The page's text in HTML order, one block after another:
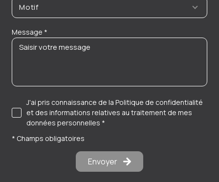
Motif
Message *
J'ai pris connaissance de la Politique de confidentialité
et des informations relatives au traitement de mes
données personnelles *
* Champs obligatoires
Envoyer